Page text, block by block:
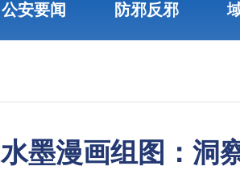
公安要闻 防邪反邪
水墨漫画组图：洞